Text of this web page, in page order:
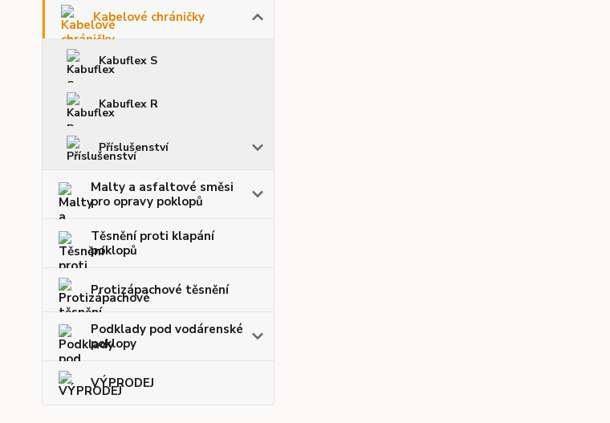
Kabelové chráničky
Kabuflex S
Kabuflex R
Příslušenství
Malty a asfaltové směsi
pro opravy poklopů
Těsnění proti klapání
poklopů
Protizápachové těsnění
Podklady pod vodárenské
poklopy
VÝPRODEJ